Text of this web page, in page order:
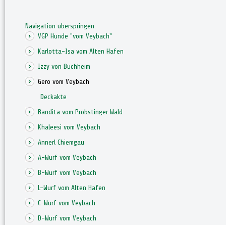
Navigation überspringen
VGP Hunde "vom Veybach"
Karlotta-Isa vom Alten Hafen
Izzy von Buchheim
Gero vom Veybach
Deckakte
Bandita vom Pröbstinger Wald
Khaleesi vom Veybach
Annerl Chiemgau
A-Wurf vom Veybach
B-Wurf vom Veybach
L-Wurf vom Alten Hafen
C-Wurf vom Veybach
D-Wurf vom Veybach